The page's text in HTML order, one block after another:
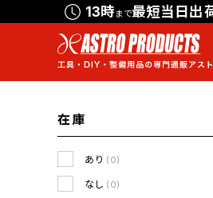
13時まで最短当日出
在庫
あり (0)
なし (0)